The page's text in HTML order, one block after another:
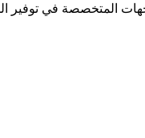
المتخصصة في توفير